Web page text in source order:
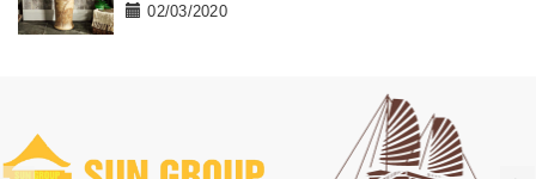
02/03/2020